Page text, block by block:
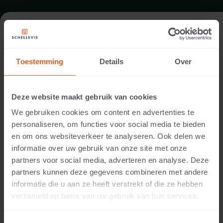
Toestemming Details Over
Deze website maakt gebruik van cookies
We gebruiken cookies om content en advertenties te
personaliseren, om functies voor social media te bieden
en om ons websiteverkeer te analyseren. Ook delen we
informatie over uw gebruik van onze site met onze
partners voor social media, adverteren en analyse. Deze
partners kunnen deze gegevens combineren met andere
informatie die u aan ze heeft verstrekt of die ze hebben
verzameld op basis van uw gebruik van hun services.
SCHWIMMBAD IN GENDT
Standort:
Anwendung:
Schwimmbad
Fotografie:
Cees Rijnen
Produkte:
Bordstein 100x50x5 Anthrazit
Quadratisch 50x50x50 Anthrazit
Sitzelement 100x60x40 Anthrazit